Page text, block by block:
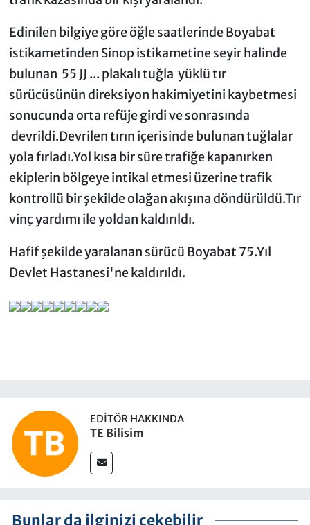
Edinilen bilgiye göre öğle saatlerinde Boyabat
istikametinden Sinop istikametine seyir halinde
bulunan 55 JJ ... plakalı tuğla yüklü tır
sürücüsünün direksiyon hakimiyetini kaybetmesi
sonucunda orta refüje girdi ve sonrasında
devrildi.Devrilen tırın içerisinde bulunan tuğlalar
yola fırladı.Yol kısa bir süre trafiğe kapanırken
ekiplerin bölgeye intikal etmesi üzerine trafik
kontrollü bir şekilde olağan akışına döndürüldü.Tır
vinç yardımı ile yoldan kaldırıldı.
Hafif şekilde yaralanan sürücü Boyabat 75.Yıl
Devlet Hastanesi'ne kaldırıldı.
EDITÖR HAKKINDA
TE Bilisim
Bunlar da ilginizi çekebilir